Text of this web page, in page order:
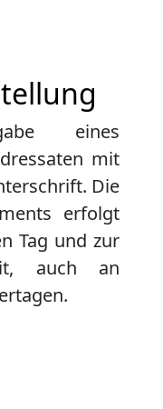
eines
mit
Die
erfolgt
Tag und zur
auch an